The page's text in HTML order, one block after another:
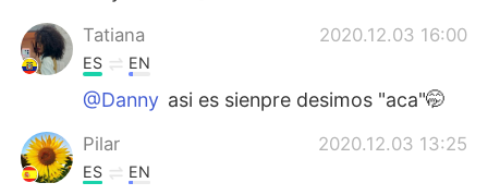
Tatiana 2020.12.03 16:00
ES EN
@Danny asi es sienpre desimos "aca"🤭
Pilar 2020.12.03 13:25
ES EN